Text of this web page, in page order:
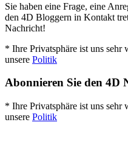
Sie haben eine Frage, eine
den 4D Bloggern in Kontakt
Nachricht!
* Ihre Privatsphäre ist uns
unsere Politik
Abonnieren Sie den 4D
* Ihre Privatsphäre ist uns
unsere Politik